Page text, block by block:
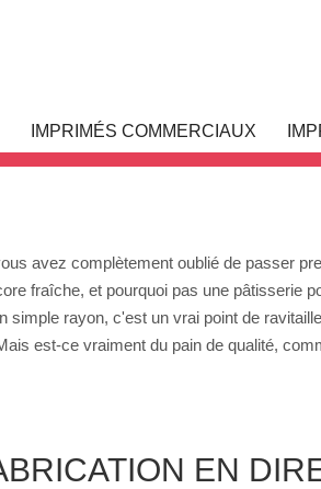
IMPRIMÉS COMMERCIAUX
avez complètement oublié de passer
fraîche, et pourquoi pas une pâtisserie
simple rayon, c'est un vrai point de
est-ce vraiment du pain de qualité,
EN